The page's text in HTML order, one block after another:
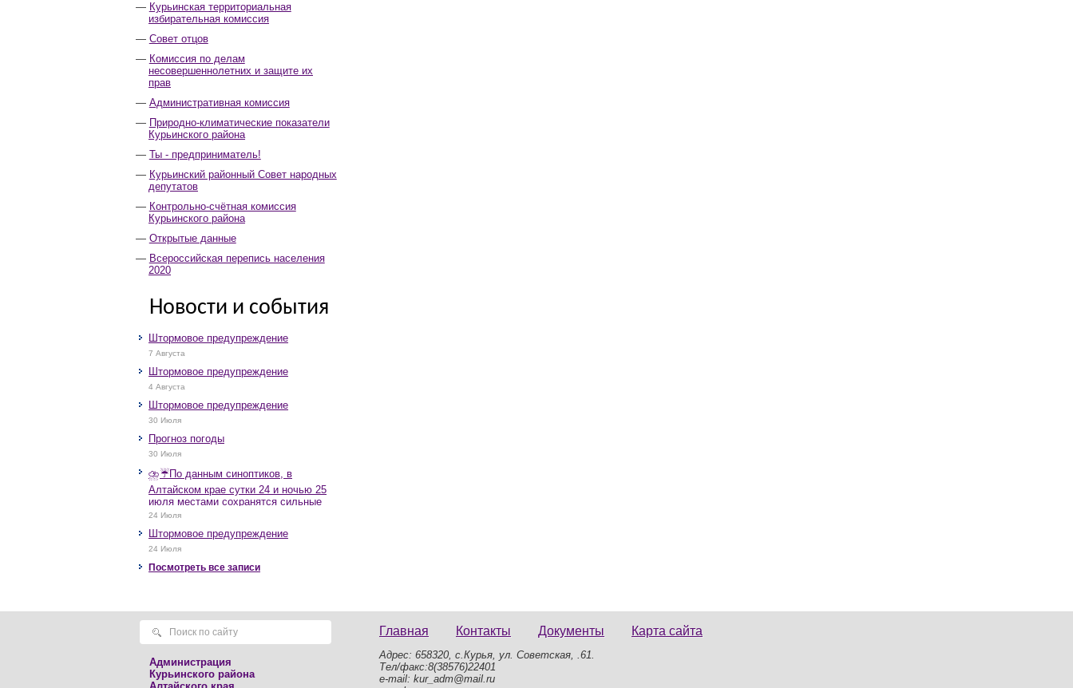
Курьинская территориальная
избирательная комиссия
Совет отцов
Комиссия по делам
несовершеннолетних и защите их
прав
Административная комиссия
Природно-климатические показатели
Курьинского района
Ты - предприниматель!
Курьинский районный Совет народных
депутатов
Контрольно-счётная комиссия
Курьинского района
Открытые данные
Всероссийская перепись населения
2020
Новости и события
Штормовое предупреждение
7 Августа
Штормовое предупреждение
4 Августа
Штормовое предупреждение
30 Июля
Прогноз погоды
30 Июля
⛈️☔️По данным синоптиков, в
Алтайском крае сутки 24 и ночью 25
июля местами сохранятся сильные
дожди, грозы, при грозах очень
крупный град, шквалистое усиление
ветра до 17-22 м/с, местами порывы
25 м/с и более.
24 Июля
Штормовое предупреждение
24 Июля
Посмотреть все записи
Администрация
Курьинского района
Главная Контакты Документы Карта сайта
Адрес: 658320, с.Курья, ул. Советская, .61.
Тел/факс:8(38576)22401
e-mail: kur_adm@mail.ru